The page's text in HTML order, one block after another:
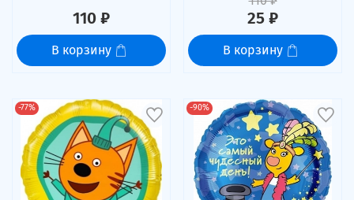
110 ₽
В корзину
25 ₽
В корзину
-77% -90%